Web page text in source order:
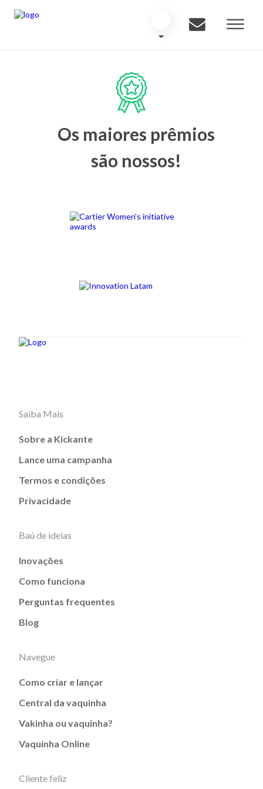
Os maiores prêmios
são nossos!
Saiba Mais
Sobre a Kickante
Lance uma campanha
Termos e condições
Privacidade
Baú de ideias
Inovações
Como funciona
Perguntas frequentes
Blog
Navegue
Como criar e lançar
Central da vaquinha
Vakinha ou vaquinha?
Vaquinha Online
Cliente feliz